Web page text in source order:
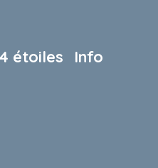
étoiles Info